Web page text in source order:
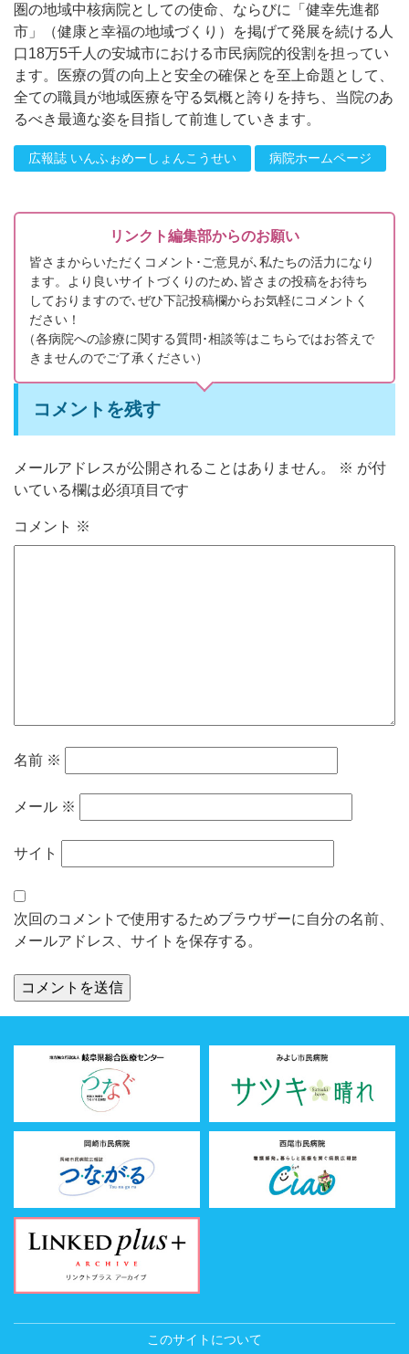
圏の地域中核病院としての使命、ならびに「健幸先進都
市」（健康と幸福の地域づくり）を掲げて発展を続ける人
口18万5千人の安城市における市民病院的役割を担ってい
ます。医療の質の向上と安全の確保とを至上命題として、
全ての職員が地域医療を守る気概と誇りを持ち、当院のあ
るべき最適な姿を目指して前進していきます。
広報誌 いんふぉめーしょんこうせい 病院ホームページ
リンクト編集部からのお願い
皆さまからいただくコメント･ご意見が､私たちの活力になり
ます。より良いサイトづくりのため､皆さまの投稿をお待ち
しておりますので､ぜひ下記投稿欄からお気軽にコメントく
ださい！
（各病院への診療に関する質問･相談等はこちらではお答えで
きませんのでご了承ください）
コメントを残す
メールアドレスが公開されることはありません。 ※ が付
いている欄は必須項目です
コメント ※
名前 ※
メール ※
サイト
次回のコメントで使用するためブラウザーに自分の名前、
メールアドレス、サイトを保存する。
このサイトについて